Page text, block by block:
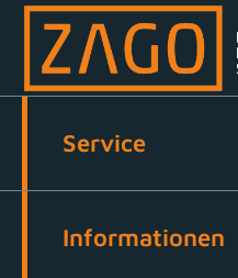
Service
Informationen